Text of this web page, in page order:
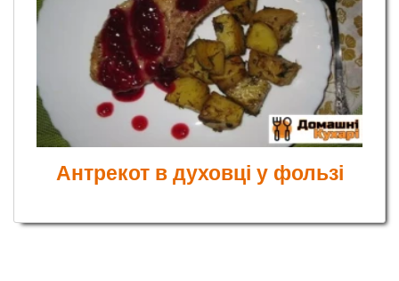
Антрекот в духовці у фользі